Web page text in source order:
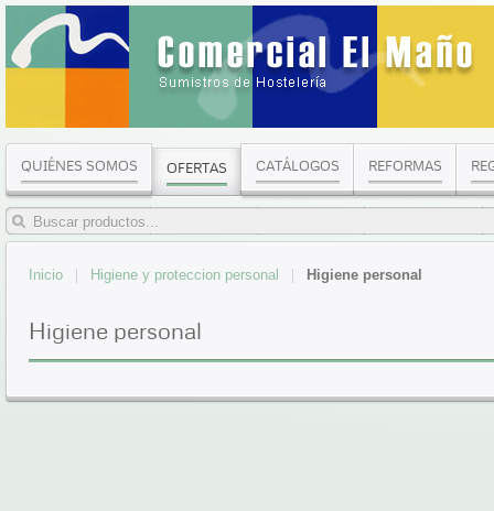
QUIÉNES SOMOS OFERTAS CATÁLOGOS REFORMAS
Inicio Higiene y proteccion personal Higiene personal
Higiene personal